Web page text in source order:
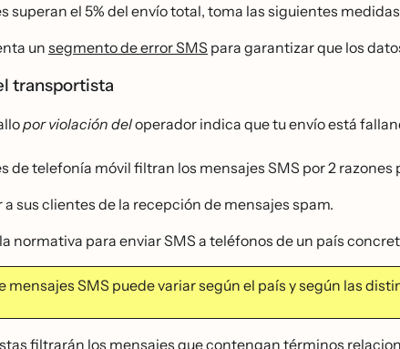
superan el 5% del envío total, toma las siguientes
un segmento de error SMS para garantizar que los
transportista
por violación deloperador indica que tu envío está
de telefonía móvil filtran los mensajes SMS por 2 razones
a sus clientes de la recepción de mensajes spam.
normativa para enviar SMS a teléfonos de un país
mensajes SMS puede variar según el país y según las
filtrarán los mensajes que contengan términos